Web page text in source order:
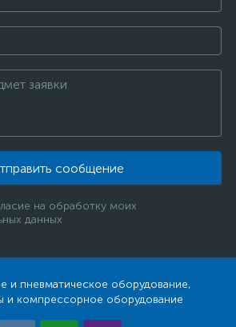
сообщение
на обработку моих
данных
и пневматическое оборудование,
и компрессорное оборудование